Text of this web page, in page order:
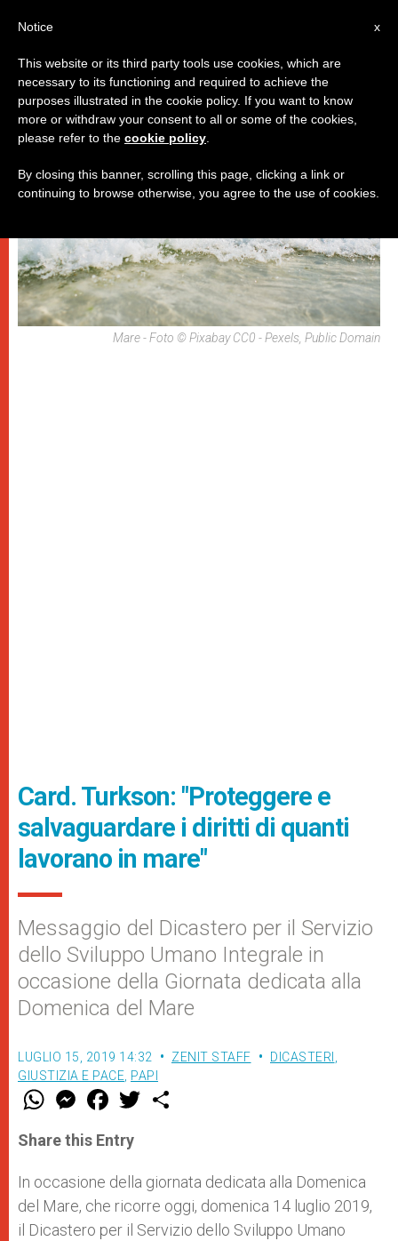
DICASTERI,GIUSTIZIA E PACE,PAPI
Mare - Foto © Pixabay CC0 - Pexels, Public Domain
Card. Turkson: "Proteggere e
salvaguardare i diritti di quanti
lavorano in mare"
Messaggio del Dicastero per il Servizio
dello Sviluppo Umano Integrale in
occasione della Giornata dedicata alla
Domenica del Mare
LUGLIO 15, 2019 14:32 ZENIT STAFF DICASTERI ,
GIUSTIZIA E PACE, PAPI
W
t
s
p
p
M
e
s
e
g
e
r
F
a
e
b
o
k
w
r
Share this Entry
In occasione della giornata dedicata alla Domenica
del Mare, che ricorre oggi, domenica 14 luglio 2019,
il Dicastero per il Servizio dello Sviluppo Umano
x
Notice
This website or its third party tools use cookies, which are
necessary to its functioning and required to achieve the
purposes illustrated in the cookie policy. If you want to know
more or withdraw your consent to all or some of the cookies,
please refer to the cookie policy
By closing this banner, scrolling this page, clicking a link or
continuing to browse otherwise, you agree to the use of cookies.